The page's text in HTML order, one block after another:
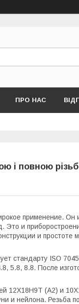
ПРО НАС
і повною
применение. Он
Это и
и простоте
стандарту ISO
5.8, 8.8. После
12Х18Н9Т (А2) и
и нейлона. Резьба